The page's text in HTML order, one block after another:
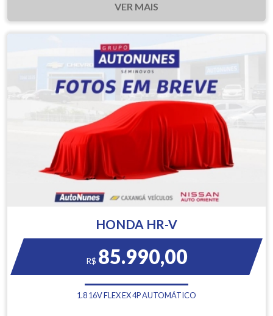
VER MAIS
HONDA HR-V
R$ 85.990,00
1.8 16V FLEX EX 4P AUTOMÁTICO